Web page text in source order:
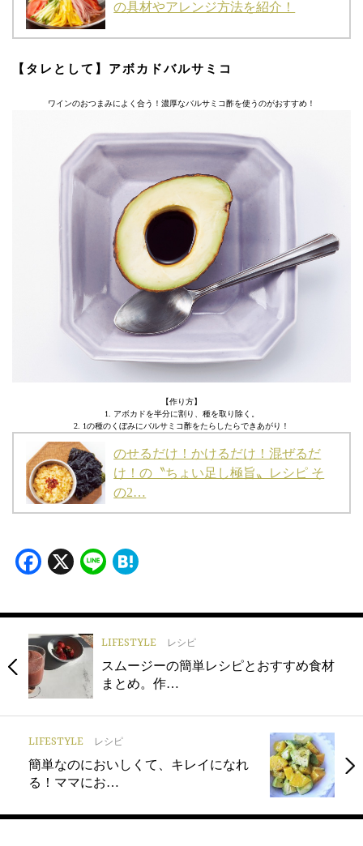
の具材やアレンジ方法を紹介！
【タレとして】アボカドバルサミコ
ワインのおつまみによく合う！濃厚なバルサミコ酢を使うのがおすすめ！
【作り方】
1. アボカドを半分に割り、種を取り除く。
2. 1の種のくぼみにバルサミコ酢をたらしたらできあがり！
のせるだけ！かけるだけ！混ぜるだ
け！の〝ちょい足し極旨〟レシピ そ
の2…
Facebook
X Line
LIFESTYLE レシピ
スムージーの簡単レシピとおすすめ食材
まとめ。作…
LIFESTYLE レシピ
簡単なのにおいしくて、キレイになれ
る！ママにお…